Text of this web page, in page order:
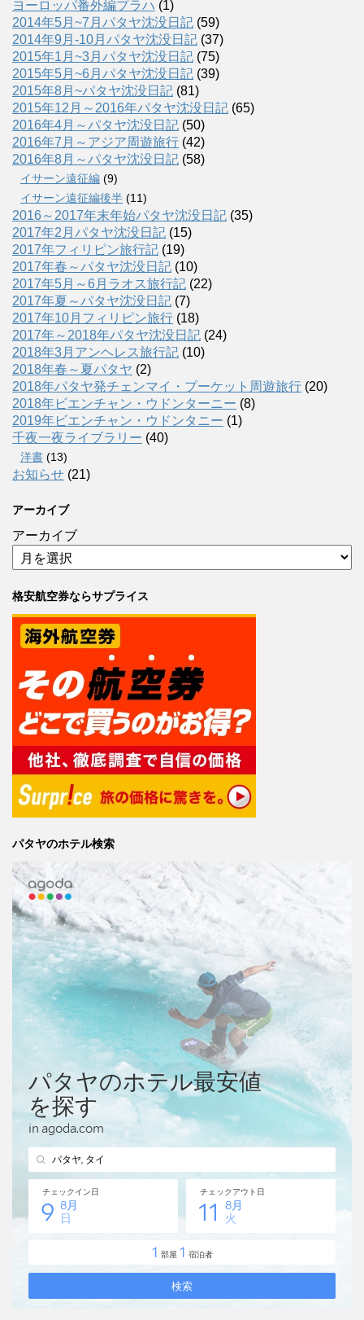
ヨーロッパ番外編プラハ (1)
2014年5月~7月パタヤ沈没日記 (59)
2014年9月-10月パタヤ沈没日記 (37)
2015年1月~3月パタヤ沈没日記 (75)
2015年5月~6月パタヤ沈没日記 (39)
2015年8月~パタヤ沈没日記 (81)
2015年12月～2016年パタヤ沈没日記 (65)
2016年4月～パタヤ沈没日記 (50)
2016年7月～アジア周遊旅行 (42)
2016年8月～パタヤ沈没日記 (58)
イサーン遠征編 (9)
イサーン遠征編後半 (11)
2016～2017年末年始パタヤ沈没日記 (35)
2017年2月パタヤ沈没日記 (15)
2017年フィリピン旅行記 (19)
2017年春～パタヤ沈没日記 (10)
2017年5月～6月ラオス旅行記 (22)
2017年夏～パタヤ沈没日記 (7)
2017年10月フィリピン旅行 (18)
2017年～2018年パタヤ沈没日記 (24)
2018年3月アンヘレス旅行記 (10)
2018年春～夏パタヤ (2)
2018年パタヤ発チェンマイ・プーケット周遊旅行 (20)
2018年ビエンチャン・ウドンターニー (8)
2019年ビエンチャン・ウドンタニー (1)
千夜一夜ライブラリー (40)
洋書 (13)
お知らせ (21)
アーカイブ
アーカイブ
格安航空券ならサプライス
パタヤのホテル検索